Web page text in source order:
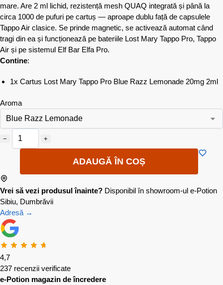
mare. Are 2 ml lichid, rezistență mesh QUAQ integrată și până la
circa 1000 de pufuri pe cartuș — aproape dublu față de capsulele
Tappo Air clasice. Se prinde magnetic, se activează automat când
tragi din ea și funcționează pe bateriile Lost Mary Tappo Pro, Tappo
Air și pe sistemul Elf Bar Elfa Pro.
Contine:
1x Cartus Lost Mary Tappo Pro Blue Razz Lemonade 20mg 2ml
Aroma
− +
ADAUGĂ ÎN COȘ
Vrei să vezi produsul înainte? Disponibil în showroom-ul e-Potion
Sibiu, Dumbrăvii
Adresă →
4,7
237 recenzii verificate
e-Potion magazin de încredere